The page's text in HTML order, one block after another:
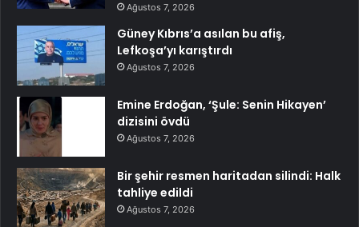
Ağustos 7, 2026
Güney Kıbrıs’a asılan bu afiş,
Lefkoşa’yı karıştırdı
Ağustos 7, 2026
Emine Erdoğan, ‘Şule: Senin Hikayen’
dizisini övdü
Ağustos 7, 2026
Bir şehir resmen haritadan silindi: Halk
tahliye edildi
Ağustos 7, 2026